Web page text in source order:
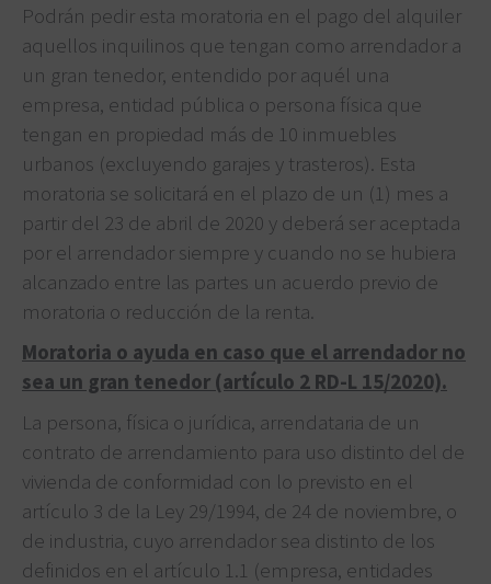
Podrán pedir esta moratoria en el pago del alquiler
aquellos inquilinos que tengan como arrendador a
un gran tenedor, entendido por aquél una
empresa, entidad pública o persona física que
tengan en propiedad más de 10 inmuebles
urbanos (excluyendo garajes y trasteros). Esta
moratoria se solicitará en el plazo de un (1) mes a
partir del 23 de abril de 2020 y deberá ser aceptada
por el arrendador siempre y cuando no se hubiera
alcanzado entre las partes un acuerdo previo de
moratoria o reducción de la renta.
Moratoria o ayuda en caso que el arrendador no
sea un gran tenedor (artículo 2 RD-L 15/2020).
La persona, física o jurídica, arrendataria de un
contrato de arrendamiento para uso distinto del de
vivienda de conformidad con lo previsto en el
artículo 3 de la Ley 29/1994, de 24 de noviembre, o
de industria, cuyo arrendador sea distinto de los
definidos en el artículo 1.1 (empresa, entidades